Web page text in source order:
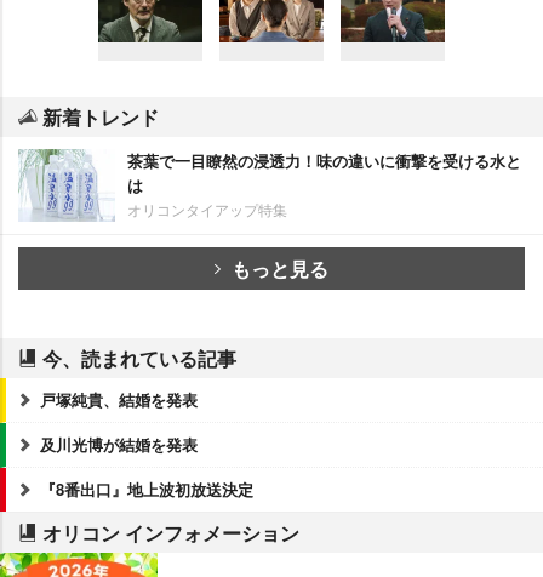
新着トレンド
茶葉で一目瞭然の浸透力！味の違いに衝撃を受ける水と
は
オリコンタイアップ特集
もっと見る
今、読まれている記事
戸塚純貴、結婚を発表
及川光博が結婚を発表
『8番出口』地上波初放送決定
オリコン インフォメーション